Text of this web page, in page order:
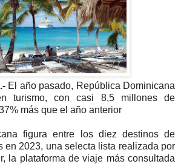
El año pasado, República Dominicana
turismo, con casi 8,5 millones de
más que el año anterior
figura entre los diez destinos de
en 2023, una selecta lista realizada por
la plataforma de viaje más consultada